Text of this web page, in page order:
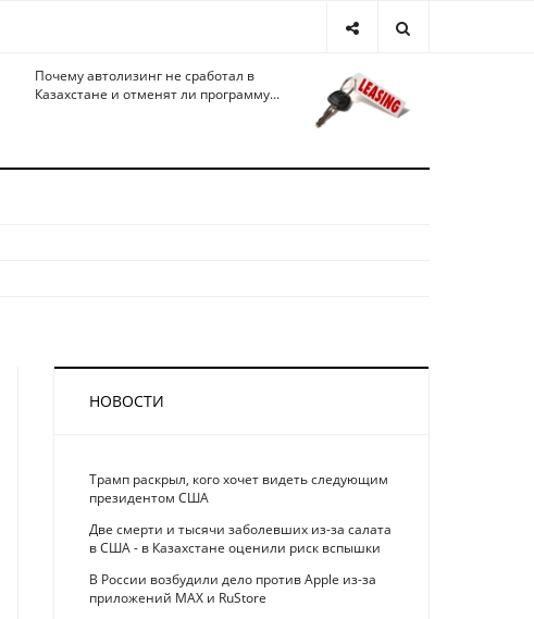
Почему автолизинг не сработал в
Казахстане и отменят ли программу...
НОВОСТИ
Трамп раскрыл, кого хочет видеть следующим
президентом США
Две смерти и тысячи заболевших из-за салата
в США - в Казахстане оценили риск вспышки
В России возбудили дело против Apple из-за
приложений MAX и RuStore